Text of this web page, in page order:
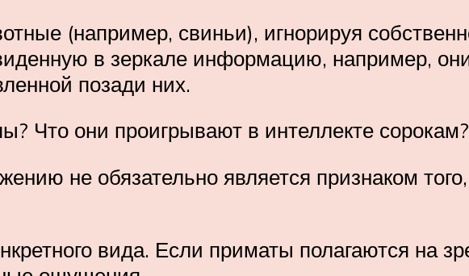
(например, свиньи), игнорируя
в зеркале информацию, например,
позади них.
Что они проигрывают в интеллекте
не обязательно является признаком
вида. Если приматы полагаются на